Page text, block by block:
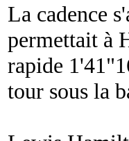
La cadence
permettait à
rapide
tour sous la